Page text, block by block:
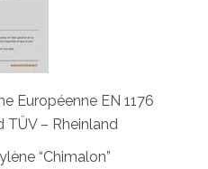
Européenne EN 1176
TÜV – Rheinland
“Chimalon”